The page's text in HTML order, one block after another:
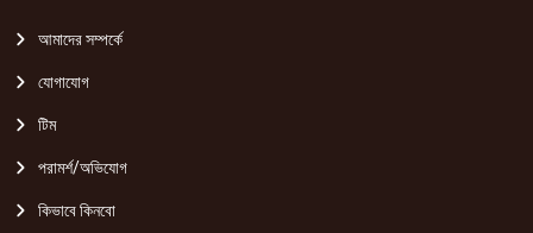
আমাদের সম্পর্কে
যোগাযোগ
টিম
পরামর্শ/অভিযোগ
কিভাবে কিনবো